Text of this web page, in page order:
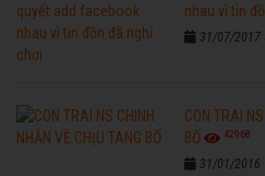
nhau vì tin
31/07/2017
CON TRAI
BỐ
42968
31/01/2016